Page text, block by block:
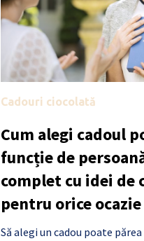
Cadouri ciocolată
Cum alegi cadoul
funcție de
complet cu idei de
pentru orice ocazie
Să alegi un cadou poate